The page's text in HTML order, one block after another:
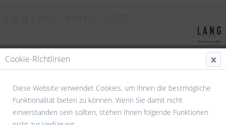
Cookie-Richtlinien
Diese Website verwendet Cookies, um Ihnen die bestmögliche
Funktionalität bieten zu können. Wenn Sie damit nicht
einverstanden sein sollten, stehen Ihnen folgende Funktionen